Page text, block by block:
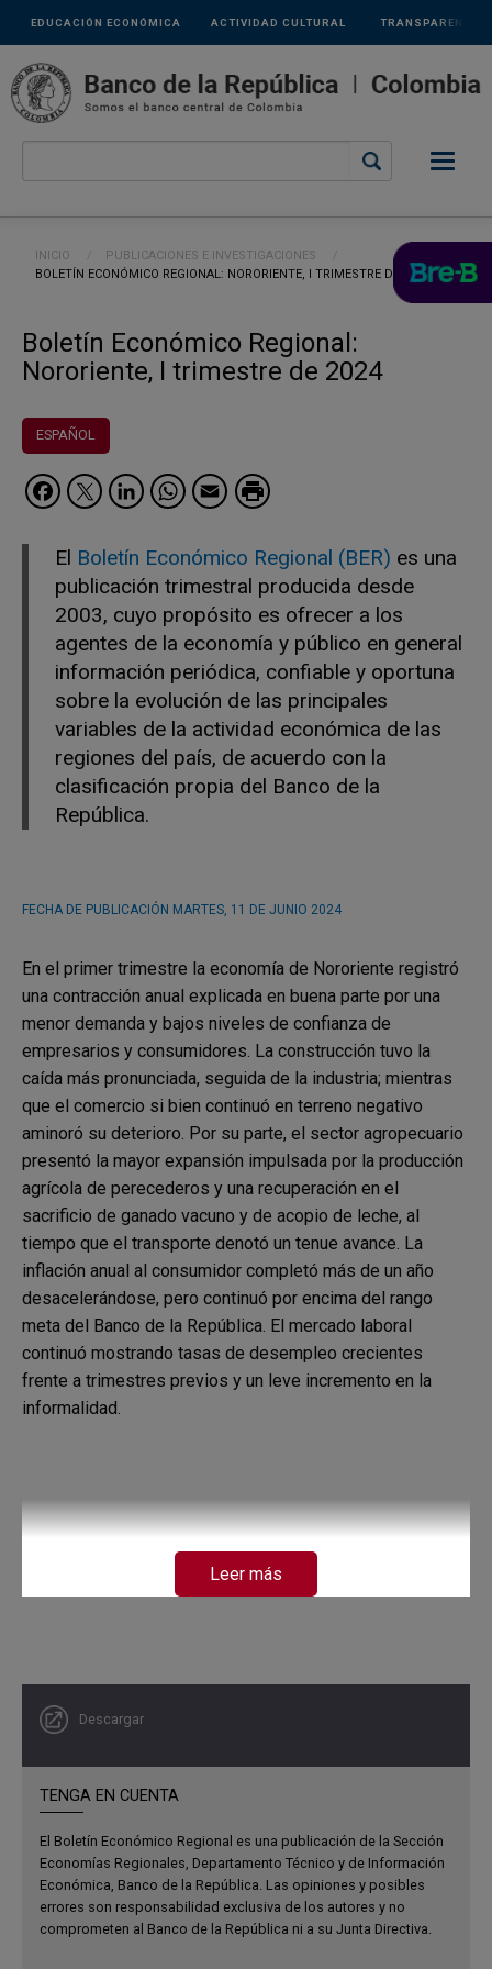
Pasar al contenido principal
Links
secundarios
ACTIVIDAD CULTURAL
EDUCACIÓN ECONÓMICA TRANSPARENCIA
Ruta de navegación
INICIO
PUBLICACIONES E INVESTIGACIONES
CURRENT:
BOLETÍN ECONÓMICO REGIONAL: NORORIENTE, I TRIMESTRE DE 2024
Boletín Económico Regional:
Nororiente, I trimestre de 2024
ESPAÑOL
Facebook
Twitter
LinkedIn
WhatsApp
Email
Descargar
TENGA EN CUENTA
El Boletín Económico Regional es una publicación de la Sección
Economías Regionales, Departamento Técnico y de Información
Económica, Banco de la República. Las opiniones y posibles
errores son responsabilidad exclusiva de los autores y no
comprometen al Banco de la República ni a su Junta Directiva.
El Boletín Económico Regional (BER) es una
publicación trimestral producida desde
2003, cuyo propósito es ofrecer a los
agentes de la economía y público en general
información periódica, confiable y oportuna
sobre la evolución de las principales
variables de la actividad económica de las
regiones del país, de acuerdo con la
clasificación propia del Banco de la
República.
FECHA DE PUBLICACIÓN MARTES, 11 DE JUNIO 2024
En el primer trimestre la economía de Nororiente registró
una contracción anual explicada en buena parte por una
menor demanda y bajos niveles de confianza de
empresarios y consumidores. La construcción tuvo la
caída más pronunciada, seguida de la industria; mientras
que el comercio si bien continuó en terreno negativo
aminoró su deterioro. Por su parte, el sector agropecuario
presentó la mayor expansión impulsada por la producción
agrícola de perecederos y una recuperación en el
sacrificio de ganado vacuno y de acopio de leche, al
tiempo que el transporte denotó un tenue avance. La
inflación anual al consumidor completó más de un año
desacelerándose, pero continuó por encima del rango
meta del Banco de la República. El mercado laboral
continuó mostrando tasas de desempleo crecientes
frente a trimestres previos y un leve incremento en la
informalidad.
Leer más